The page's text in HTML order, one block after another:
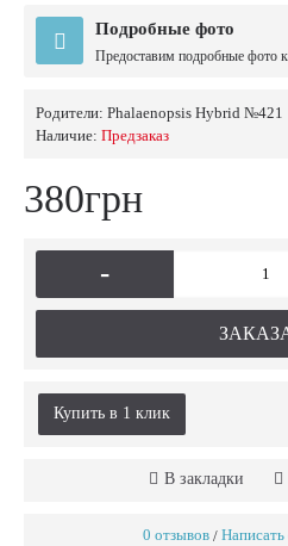
Подробные фото
Предоставим подробные фото
Родители: Phalaenopsis Hybrid №421
Наличие: Предзаказ
380грн
-
Купить в 1 клик
В закладки
0 отзывов / Написать